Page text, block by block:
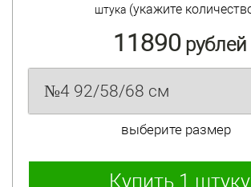
штука(укажите
11890 рублей
выберите размер
Купить 1 штуку